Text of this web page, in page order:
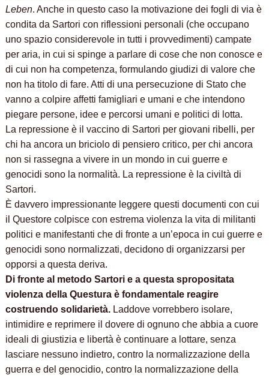
Leben. Anche in questo caso la motivazione dei fogli di via è
condita da Sartori con riflessioni personali (che occupano
uno spazio considerevole in tutti i provvedimenti) campate
per aria, in cui si spinge a parlare di cose che non conosce e
di cui non ha competenza, formulando giudizi di valore che
non ha titolo di fare. Atti di una persecuzione di Stato che
vanno a colpire affetti famigliari e umani e che intendono
piegare persone, idee e percorsi umani e politici di lotta.
La repressione è il vaccino di Sartori per giovani ribelli, per
chi ha ancora un briciolo di pensiero critico, per chi ancora
non si rassegna a vivere in un mondo in cui guerre e
genocidi sono la normalità. La repressione è la civiltà di
Sartori.
È davvero impressionante leggere questi documenti con cui
il Questore colpisce con estrema violenza la vita di militanti
politici e manifestanti che di fronte a un’epoca in cui guerre e
genocidi sono normalizzati, decidono di organizzarsi per
opporsi a questa deriva.
Di fronte al metodo Sartori e a questa spropositata
violenza della Questura è fondamentale reagire
costruendo solidarietà. Laddove vorrebbero isolare,
intimidire e reprimere il dovere di ognuno che abbia a cuore
ideali di giustizia e libertà è continuare a lottare, senza
lasciare nessuno indietro, contro la normalizzazione della
guerra e del genocidio, contro la normalizzazione della